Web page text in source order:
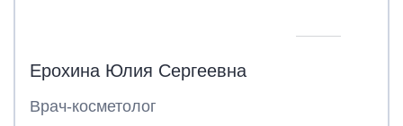
Ерохина Юлия Сергеевна
Врач-косметолог